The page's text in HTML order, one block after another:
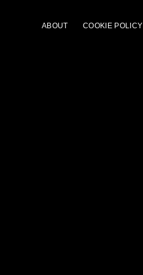
ABOUT COOKIE POLICY